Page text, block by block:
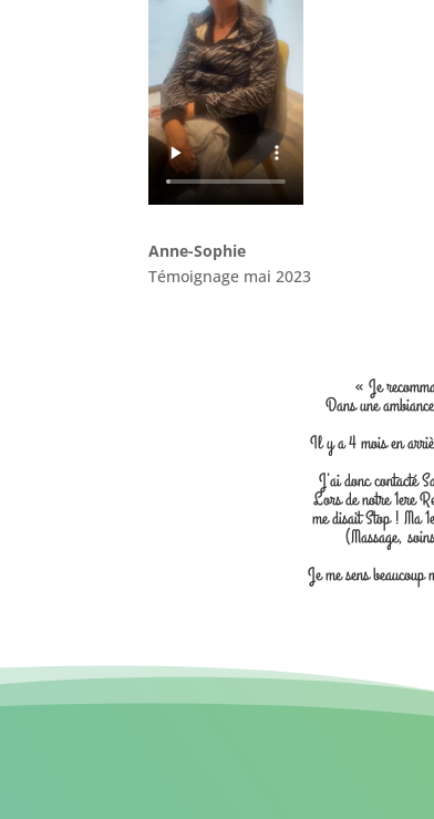
Anne-Sophie
Témoignage mai 2023
« Je
Dans une
Il y a 4 mois en
J’ai donc contacté
Lors de notre 1ere
me disait Stop ! Ma
(Massage,
Je me sens